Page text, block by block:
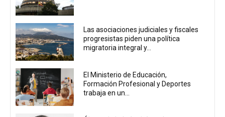
Las asociaciones judiciales y fiscales
progresistas piden una política
migratoria integral y...
El Ministerio de Educación,
Formación Profesional y Deportes
trabaja en un...